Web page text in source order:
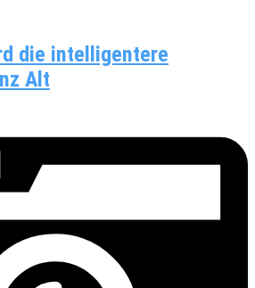
die intelligentere
Alt